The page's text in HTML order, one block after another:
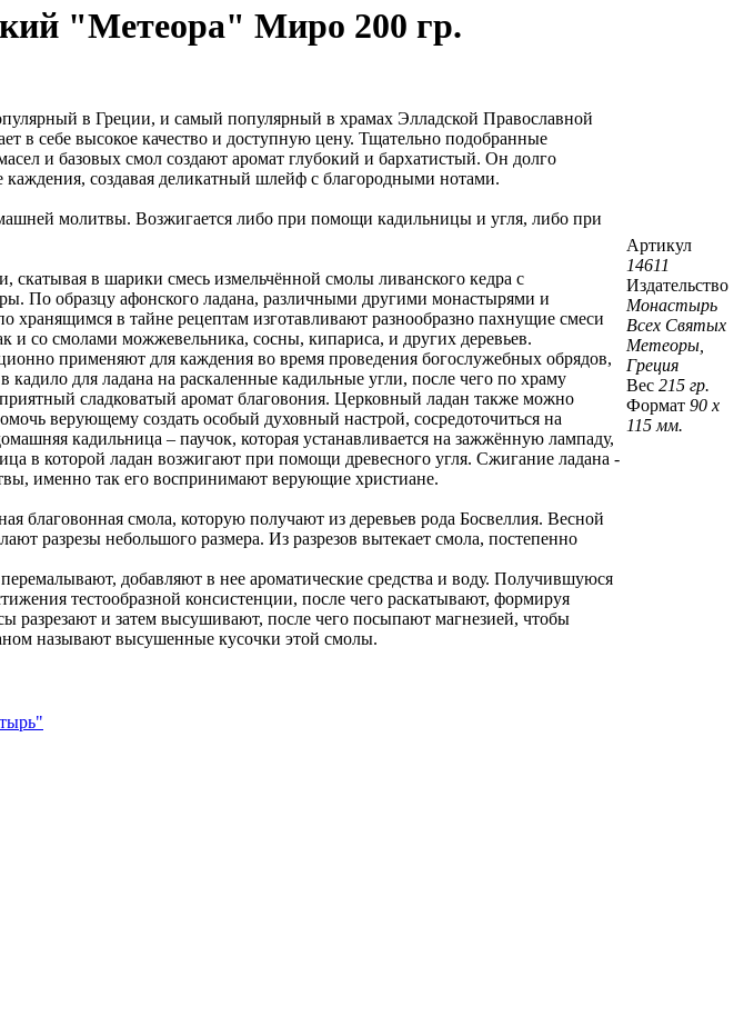
"Метеора" Миро 200 гр.
в Греции, и самый популярный в храмах Элладской Православной
в себе высокое качество и доступную цену. Тщательно подобранные
и базовых смол создают аромат глубокий и бархатистый. Он долго
каждения, создавая деликатный шлейф с благородными нотами.
молитвы. Возжигается либо при помощи кадильницы и угля, либо при
скатывая в шарики смесь измельчённой смолы ливанского кедра с
По образцу афонского ладана, различными другими монастырями и
хранящимся в тайне рецептам изготавливают разнообразно пахнущие смеси
и со смолами можжевельника, сосны, кипариса, и других деревьев.
применяют для каждения во время проведения богослужебных обрядов,
кадило для ладана на раскаленные кадильные угли, после чего по храму
приятный сладковатый аромат благовония. Церковный ладан также можно
верующему создать особый духовный настрой, сосредоточиться на
кадильница – паучок, которая устанавливается на зажжённую лампаду,
в которой ладан возжигают при помощи древесного угля. Сжигание ладана -
именно так его воспринимают верующие христиане.
благовонная смола, которую получают из деревьев рода Босвеллия. Весной
разрезы небольшого размера. Из разрезов вытекает смола, постепенно
добавляют в нее ароматические средства и воду. Получившуюся
тестообразной консистенции, после чего раскатывают, формируя
разрезают и затем высушивают, после чего посыпают магнезией, чтобы
называют высушенные кусочки этой смолы.
Артикул
14611
Издательство
Монастырь
Всех Святых
Метеоры,
Греция
Вес 215 гр.
Формат 90 х
115 мм.